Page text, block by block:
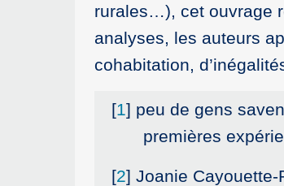
rurales…), cet ouvrage
analyses, les auteurs
cohabitation,
[1] peu de gens
premières
[2] Joanie Cayouette-